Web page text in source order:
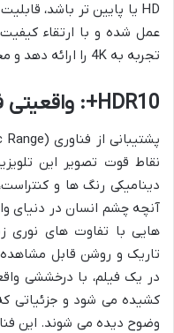
عمل شده و با ارتقاء
تجربه به 4K را ارائه دهد و محتوای شما را زنده تر نشان دهد.
HDR10+: واقعیتی فراتر از انتظار
دینامیکی رنگ ها و
آنچه چشم انسان در دنیای
هایی با تفاوت های نوری
تاریک و روشن قابل
در یک فیلم، با درخششی
کشیده می شود و جزئیاتی
وضوح دیده می شوند. این